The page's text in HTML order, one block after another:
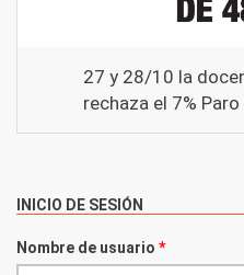
27 y 28/10 la
rechaza el 7%
INICIO DE SESIÓN
Nombre de usuario *